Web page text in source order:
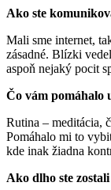
Ako ste
Mali sme internet,
zásadné. Blízki
aspoň nejaký pocit
Čo vám pomáhalo
Rutina – meditácia,
Pomáhalo mi to
kde inak žiadna
Ako dlho ste